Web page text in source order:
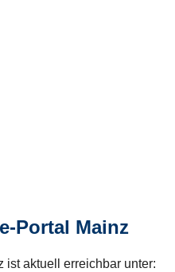
Portal Mainz
ist aktuell erreichbar unter: